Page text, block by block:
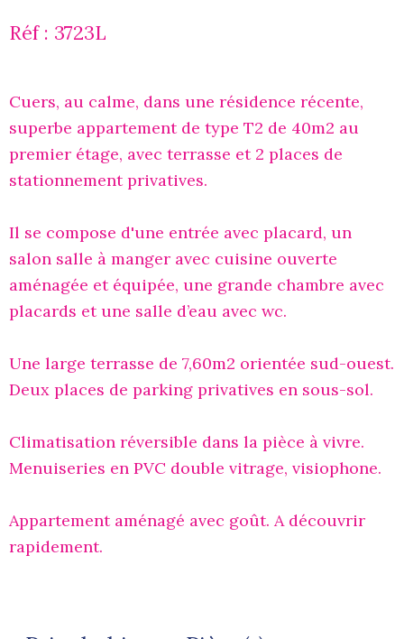
Réf : 3723L
Cuers, au calme, dans une résidence récente,
superbe appartement de type T2 de 40m2 au
premier étage, avec terrasse et 2 places de
stationnement privatives.
Il se compose d'une entrée avec placard, un
salon salle à manger avec cuisine ouverte
aménagée et équipée, une grande chambre avec
placards et une salle d’eau avec wc.
Une large terrasse de 7,60m2 orientée sud-ouest.
Deux places de parking privatives en sous-sol.
Climatisation réversible dans la pièce à vivre.
Menuiseries en PVC double vitrage, visiophone.
Appartement aménagé avec goût. A découvrir
rapidement.